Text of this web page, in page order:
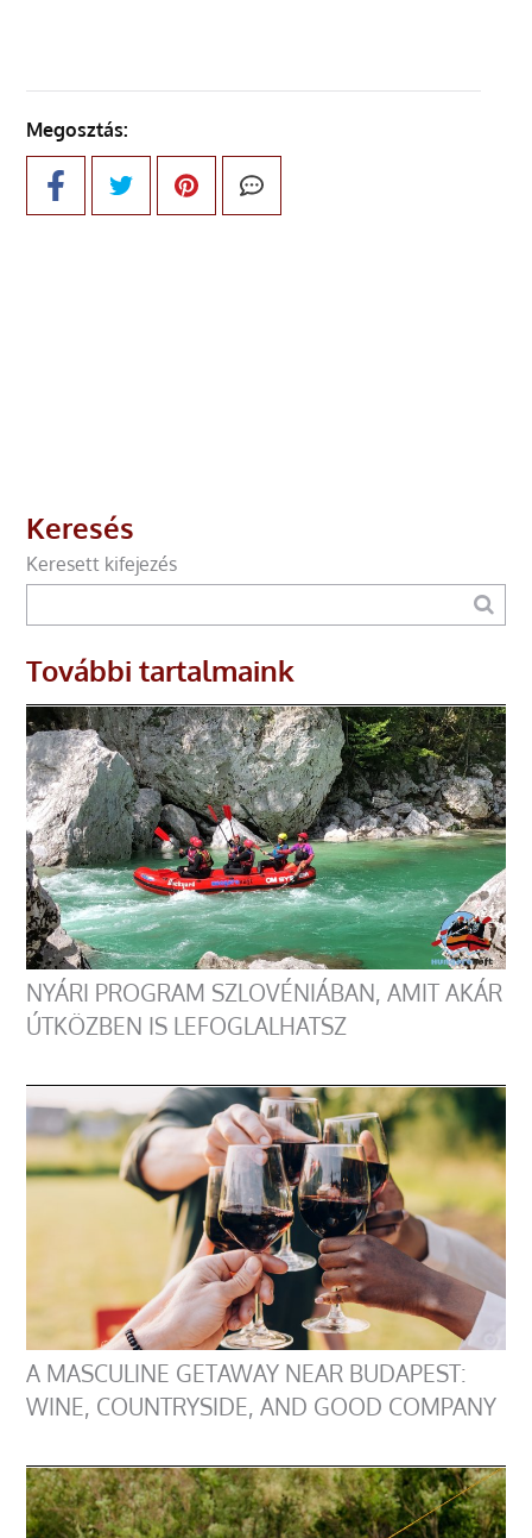
Megosztás:
Keresés
Keresett kifejezés
További tartalmaink
NYÁRI PROGRAM SZLOVÉNIÁBAN, AMIT AKÁR
ÚTKÖZBEN IS LEFOGLALHATSZ
A MASCULINE GETAWAY NEAR BUDAPEST:
WINE, COUNTRYSIDE, AND GOOD COMPANY